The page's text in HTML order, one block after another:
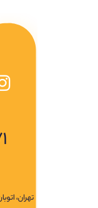
تهران،